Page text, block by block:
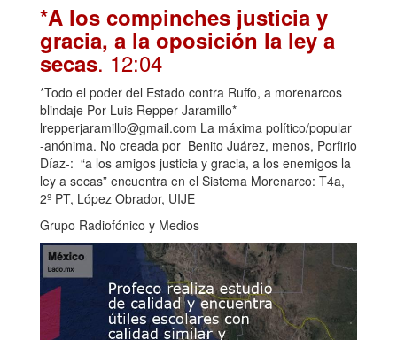
*A los compinches justicia y
gracia, a la oposición la ley a
secas. 12:04
*Todo el poder del Estado contra Ruffo, a morenarcos
blindaje Por Luis Repper Jaramillo*
lrepperjaramillo@gmail.com La máxima político/popular
-anónima. No creada por Benito Juárez, menos, Porfirio
Díaz-: “a los amigos justicia y gracia, a los enemigos la
ley a secas” encuentra en el Sistema Morenarco: T4a,
2º PT, López Obrador, UIJE
Grupo Radiofónico y Medios